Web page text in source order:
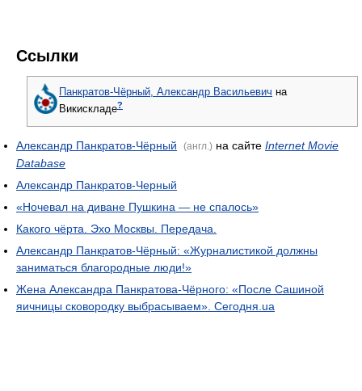
Ссылки
Панкратов-Чёрный, Александр Васильевич на
Викискладе?
Александр Панкратов-Чёрный (англ.) на сайте Internet Movie
Database
Александр Панкратов-Черный
«Ночевал на диване Пушкина — не спалось»
Какого чёрта. Эхо Москвы. Передача.
Александр Панкратов-Чёрный: «Журналистикой должны
заниматься благородные люди!»
Жена Александра Панкратова-Чёрного: «После Сашиной
яичницы сковородку выбрасываем». Сегодня.ua